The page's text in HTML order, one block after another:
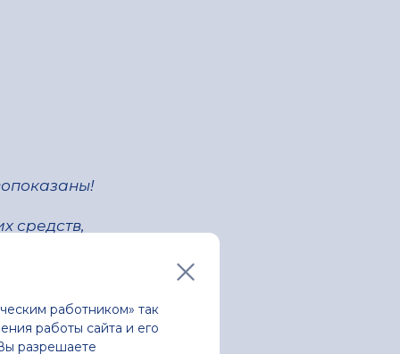
средств,
работником» так
работы сайта и его
разрешаете